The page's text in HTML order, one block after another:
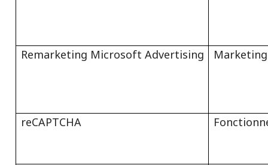
Remarketing Microsoft Advertising Marketing
reCAPTCHA